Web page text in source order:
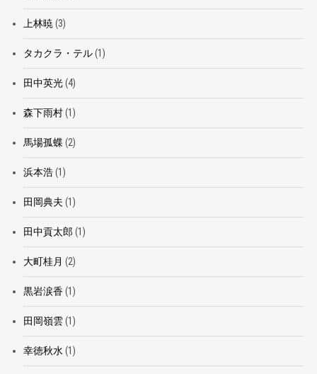
上林暁 (3)
タカクラ・テル(1)
田中英光(4)
森下雨村(1)
馬場孤蝶 (2)
浜本浩(1)
田岡典夫 (1)
田中貢太郎 (1)
大町桂月 (2)
黒岩涙香(1)
田岡嶺雲(1)
幸徳秋水 (1)